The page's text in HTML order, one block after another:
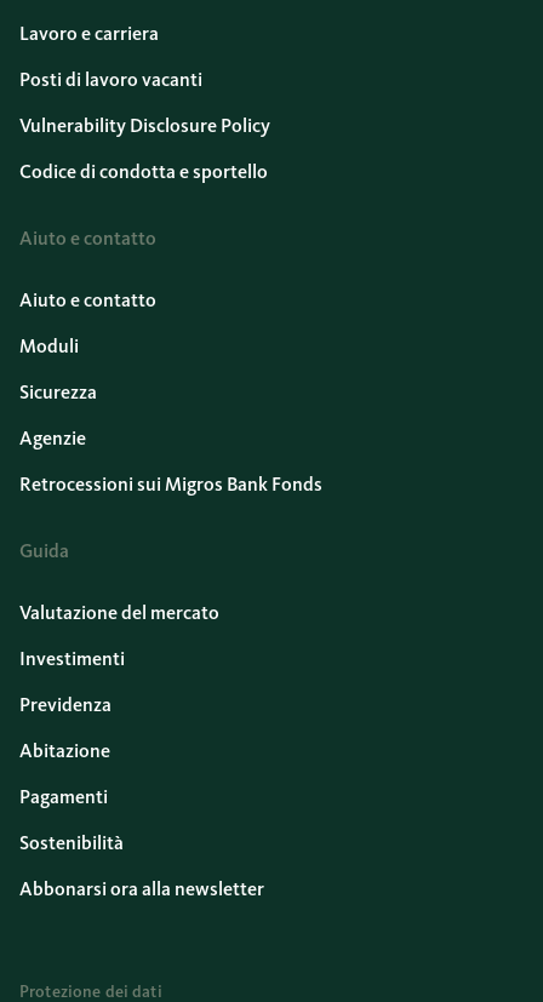
Lavoro e carriera
Posti di lavoro vacanti
Vulnerability Disclosure Policy
Codice di condotta e sportello
Aiuto e contatto
Aiuto e contatto
Moduli
Sicurezza
Agenzie
Retrocessioni sui Migros Bank Fonds
Guida
Valutazione del mercato
Investimenti
Previdenza
Abitazione
Pagamenti
Sostenibilità
Abbonarsi ora alla newsletter
Protezione dei dati